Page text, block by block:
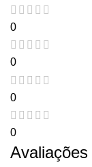
0
0
0
0
Avaliações